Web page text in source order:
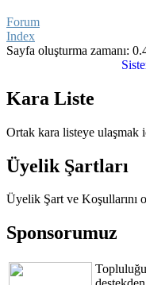
Forum
Index
Sayfa oluşturma zamanı:
Kara Liste
Ortak kara listeye ulaşmak
Üyelik Şartları
Üyelik Şart ve Koşullarını
Sponsorumuz